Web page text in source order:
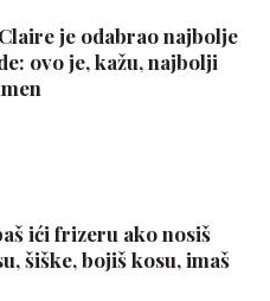
je odabrao najbolje
ovo je, kažu, najbolji
ići frizeru ako nosiš
šiške, bojiš kosu, imaš